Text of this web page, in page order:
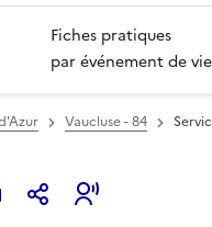
Fiches pratiques
par événement de vie
Vaucluse - 84